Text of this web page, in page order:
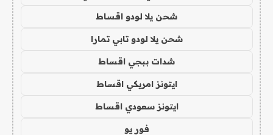
شحن يلا لودو اقساط
شحن يلا لودو تابي تمارا
شدات ببجي اقساط
ايتونز امريكي اقساط
ايتونز سعودي اقساط
فور يو